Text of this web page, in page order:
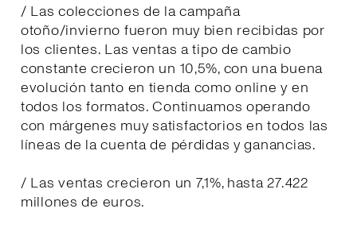
/ Las colecciones de la campaña
otoño/invierno fueron muy bien recibidas por
los clientes. Las ventas a tipo de cambio
constante crecieron un 10,5%, con una buena
evolución tanto en tienda como online y en
todos los formatos. Continuamos operando
con márgenes muy satisfactorios en todos las
líneas de la cuenta de pérdidas y ganancias.
/ Las ventas crecieron un 7,1%, hasta 27.422
millones de euros.